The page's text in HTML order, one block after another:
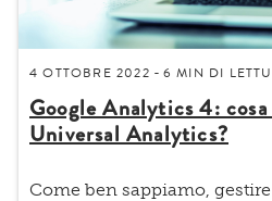
4 OTTOBRE 2022 - 6 MIN DI
Google Analytics 4:
Universal Analytics?
Come ben sappiamo,